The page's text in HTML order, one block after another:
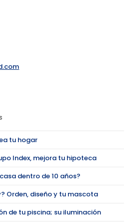
tu hogar
Index, mejora tu hipoteca
dentro de 10 años?
Orden, diseño y tu mascota
de tu piscina; su iluminación